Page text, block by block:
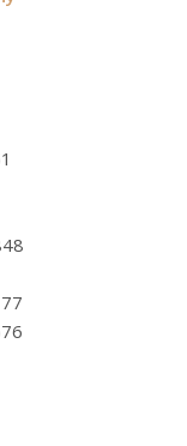
77